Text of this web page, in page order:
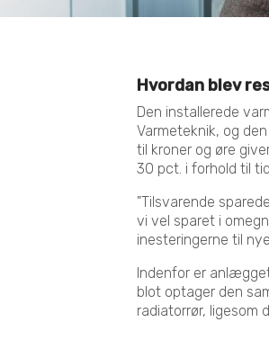
Hvordan blev
Den installerede
Varmeteknik, og
til kroner og øre
30 pct. i forhold til
"Tilsvarende
vi vel sparet i
inesteringerne til
Indenfor er
blot optager den
radiatorrør, ligesom